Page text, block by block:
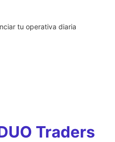
tu operativa diaria
Traders